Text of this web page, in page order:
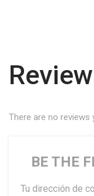
There are no reviews
BE THE
Tu dirección de